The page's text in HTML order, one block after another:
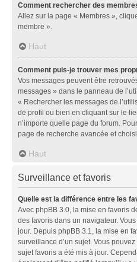
Comment rechercher des
Allez sur la page « Membres »,
membre ».
Haut
Comment puis-je trouver mes
Vos messages peuvent être
messages » dans le panneau de
« Rechercher les messages de
de profil ou bien en cliquant sur le
n’importe quelle page du forum.
page de recherche avancée et
Haut
Surveillance et favoris
Quelle est la différence entre les
Avec phpBB 3.0, la mise en favoris
des favoris dans un navigateur.
jour. Depuis phpBB 3.1, la mise en
surveillance d’un sujet. Vous
sujet favoris a été mis à jour.